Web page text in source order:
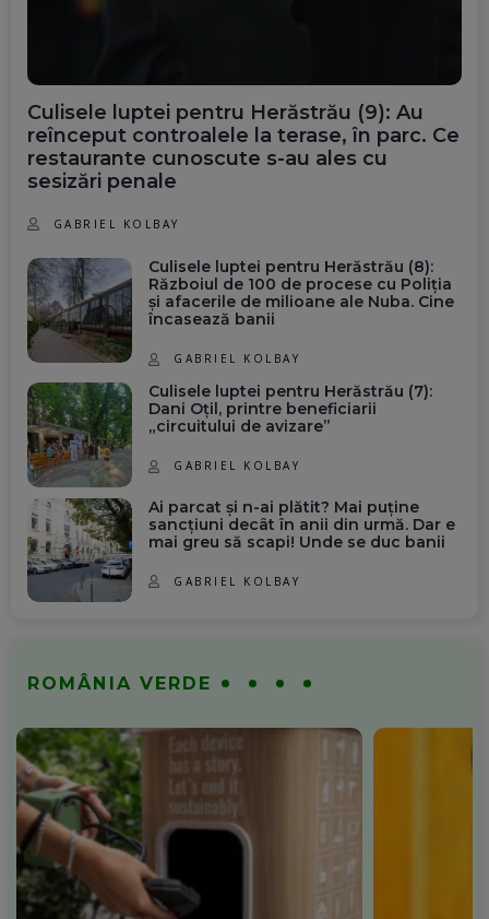
Culisele luptei pentru Herăstrău (9): Au
reînceput controalele la terase, în parc. Ce
restaurante cunoscute s-au ales cu
sesizări penale
GABRIEL KOLBAY
Culisele luptei pentru Herăstrău (8):
Războiul de 100 de procese cu Poliția
și afacerile de milioane ale Nuba. Cine
încasează banii
GABRIEL KOLBAY
Culisele luptei pentru Herăstrău (7):
Dani Oțil, printre beneficiarii
„circuitului de avizare”
GABRIEL KOLBAY
Ai parcat și n-ai plătit? Mai puține
sancțiuni decât în anii din urmă. Dar e
mai greu să scapi! Unde se duc banii
GABRIEL KOLBAY
ROMÂNIA VERDE